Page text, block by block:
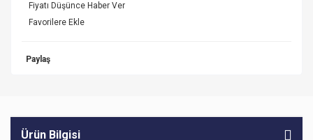
Fiyatı Düşünce Haber Ver
Paylaş
Ürün Bilgisi